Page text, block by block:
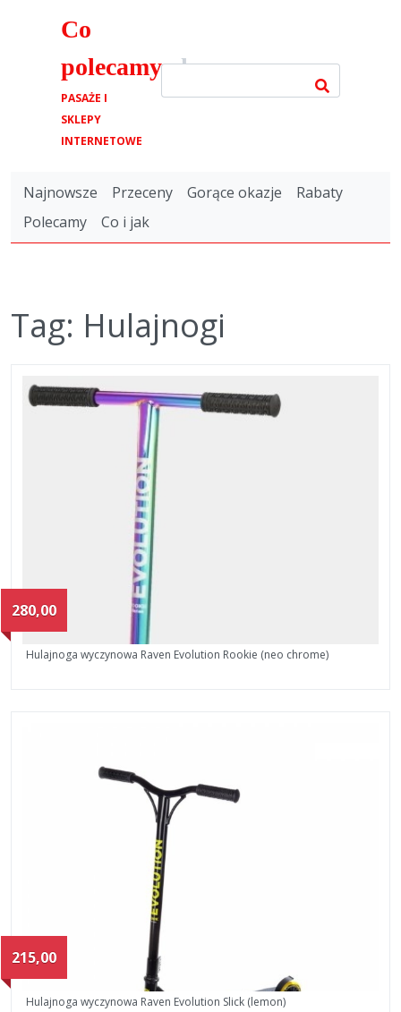
Co
polecamy.pl
PASAŻE I
SKLEPY
INTERNETOWE
Najnowsze Przeceny Gorące okazje
Rabaty
Polecamy
Co i jak
Tag: Hulajnogi
280,00
Hulajnoga wyczynowa Raven Evolution Rookie (neo chrome)
215,00
Hulajnoga wyczynowa Raven Evolution Slick (lemon)